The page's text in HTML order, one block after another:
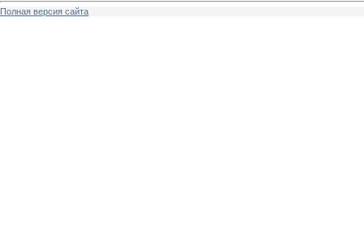
Полная версия сайта